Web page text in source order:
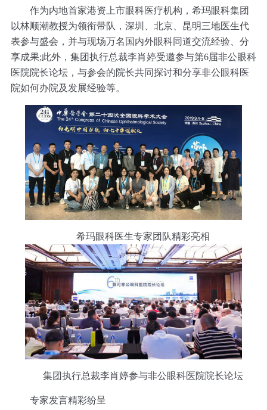
作为内地首家港资上市眼科医疗机构，希玛眼科集团
以林顺潮教授为领衔带队，深圳、北京、昆明三地医生代
表参与盛会，并与现场万名国内外眼科同道交流经验、分
享成果;此外，集团执行总裁李肖婷受邀参与第6届非公眼科
医院院长论坛，与参会的院长共同探讨和分享非公眼科医
院如何办院及发展经验等。
希玛眼科医生专家团队精彩亮相
集团执行总裁李肖婷参与非公眼科医院院长论坛
专家发言精彩纷呈